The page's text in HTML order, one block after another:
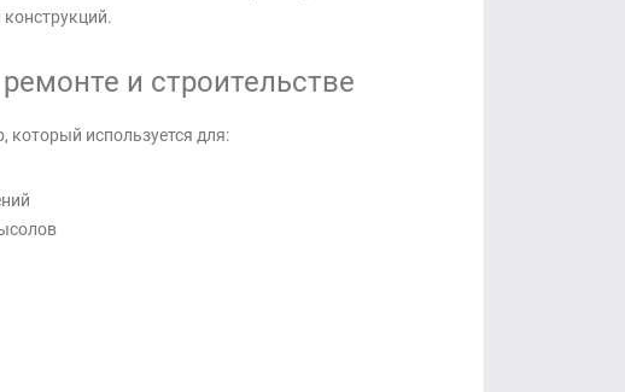
конструкций.
и строительстве
который используется для: